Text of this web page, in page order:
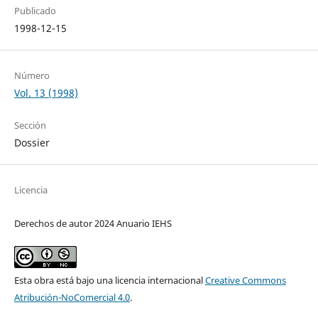
Publicado
1998-12-15
Número
Vol. 13 (1998)
Sección
Dossier
Licencia
Derechos de autor 2024 Anuario IEHS
Esta obra está bajo una licencia internacionalCreative Commons
Atribución-NoComercial 4.0.